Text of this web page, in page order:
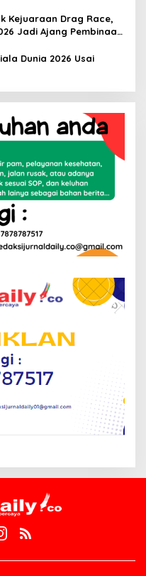
Kejuaraan Drag Race,
Jadi Ajang Pembinaan
Dunia 2026 Usai